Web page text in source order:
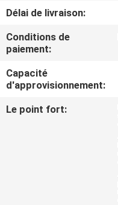
QUALITÉ
NOUS
CONTACTER
NOUVELLES
Délai de livraison:
Conditions de
paiement:
Capacité
d'approvisionnement:
Le point fort: